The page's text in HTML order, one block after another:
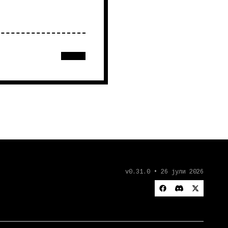
v0.31.0 • 26 јули 2026